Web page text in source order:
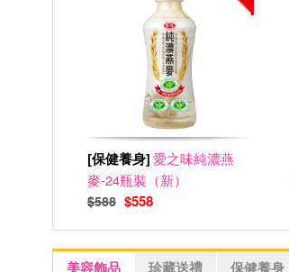
[保健養身]愛之味純濃燕
麥-24瓶裝（新）
$588 $558
美容飾品 珍藏送禮 保健養身